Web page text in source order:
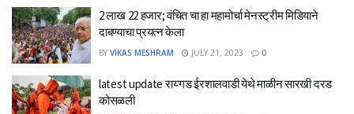
2 लाख 22 हजार; वंचित चा हा महामोर्चा मेनस्ट्रीम मिडियाने
दाबण्याचा प्रयत्न केला
BY VIKAS MESHRAM JULY 21, 2023 0
latest update रायगड ईरशालवाडी येथे माळीन सारखी दरड
कोसळली